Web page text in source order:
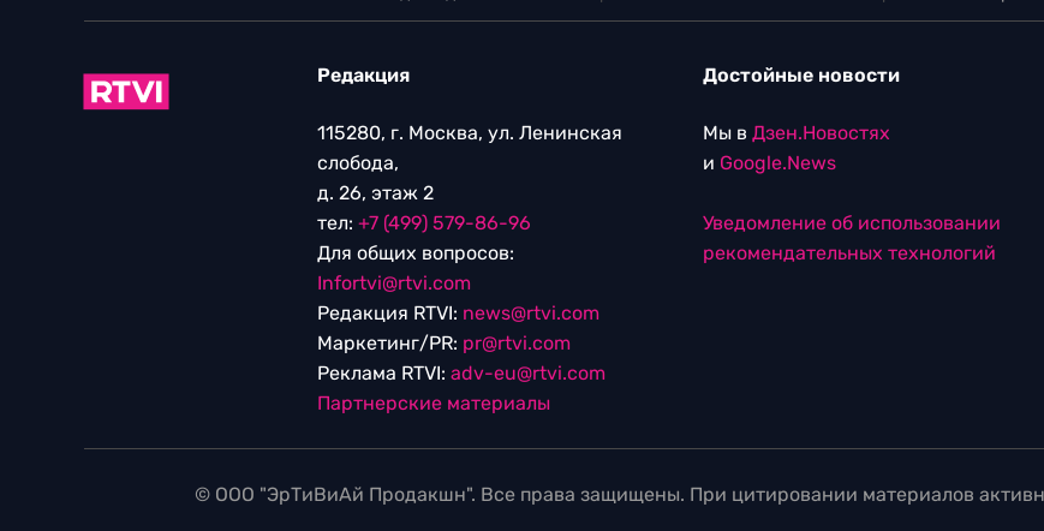
Редакция
115280, г. Москва, ул. Ленинская
слобода,
д. 26, этаж 2
тел: +7 (499) 579-86-96
Для общих вопросов:
Infortvi@rtvi.com
Редакция RTVI: news@rtvi.com
Маркетинг/PR: pr@rtvi.com
Реклама RTVI: adv-eu@rtvi.com
Партнерские материалы
Достойные новости
Мы в Дзен.Новостях
и Google.News
Уведомление об использовании
рекомендательных технологий
© ООО "ЭрТиВиАй Продакшн". Все права защищены. При цитировании материалов